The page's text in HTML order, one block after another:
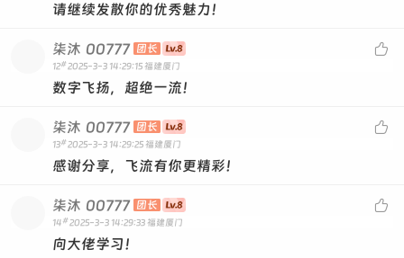
请继续发散你的优秀魅力！

柒沐 00777 团长
12# 2025-3-3 14:29:15 福建厦门
数字飞扬，超绝一流！

柒沐 00777 团长
13# 2025-3-3 14:29:25 福建厦门
感谢分享，飞流有你更精彩！

柒沐 00777 团长
14 # 2025-3-3 14:29:33 福建厦门
向大佬学习！